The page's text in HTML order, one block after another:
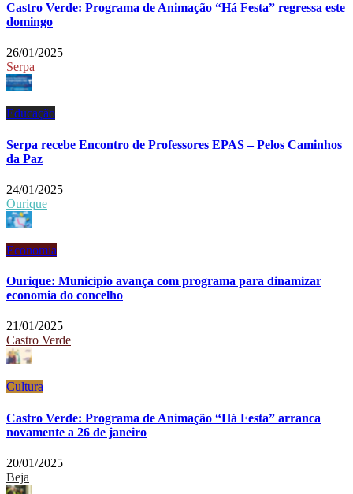
Castro Verde: Programa de Animação “Há Festa” regressa este
domingo
26/01/2025
Serpa
Educação
Serpa recebe Encontro de Professores EPAS – Pelos Caminhos
da Paz
24/01/2025
Ourique
Economia
Ourique: Município avança com programa para dinamizar
economia do concelho
21/01/2025
Castro Verde
Cultura
Castro Verde: Programa de Animação “Há Festa” arranca
novamente a 26 de janeiro
20/01/2025
Beja